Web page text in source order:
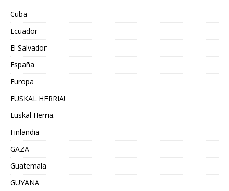
Cuba
Ecuador
El Salvador
España
Europa
EUSKAL HERRIA!
Euskal Herria.
Finlandia
GAZA
Guatemala
GUYANA